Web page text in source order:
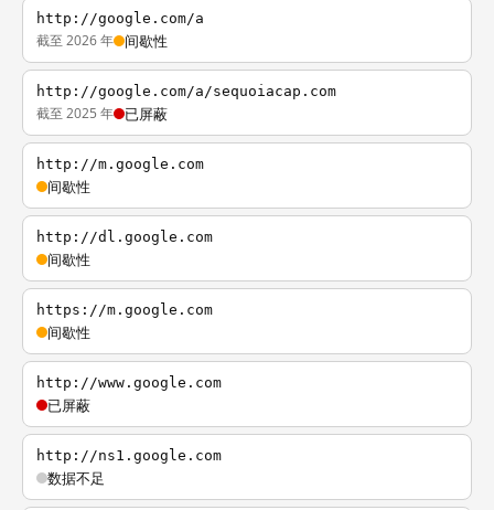
http://google.com/a
截至 2026 年 间歇性
http://google.com/a/sequoiacap.com
截至 2025 年 已屏蔽
http://m.google.com
间歇性
http://dl.google.com
间歇性
https://m.google.com
间歇性
http://www.google.com
已屏蔽
http://ns1.google.com
数据不足